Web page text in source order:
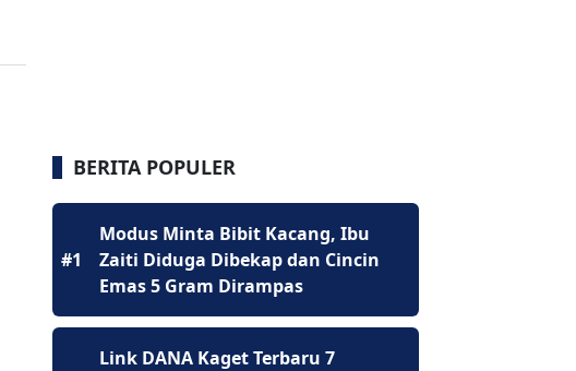
BERITA POPULER
#1
Modus Minta Bibit Kacang, Ibu
Zaiti Diduga Dibekap dan Cincin
Emas 5 Gram Dirampas
Link DANA Kaget Terbaru 7